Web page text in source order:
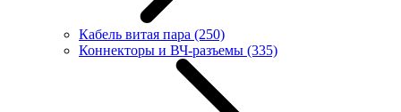
Кабель витая пара (250)
Коннекторы и ВЧ-разъемы (335)